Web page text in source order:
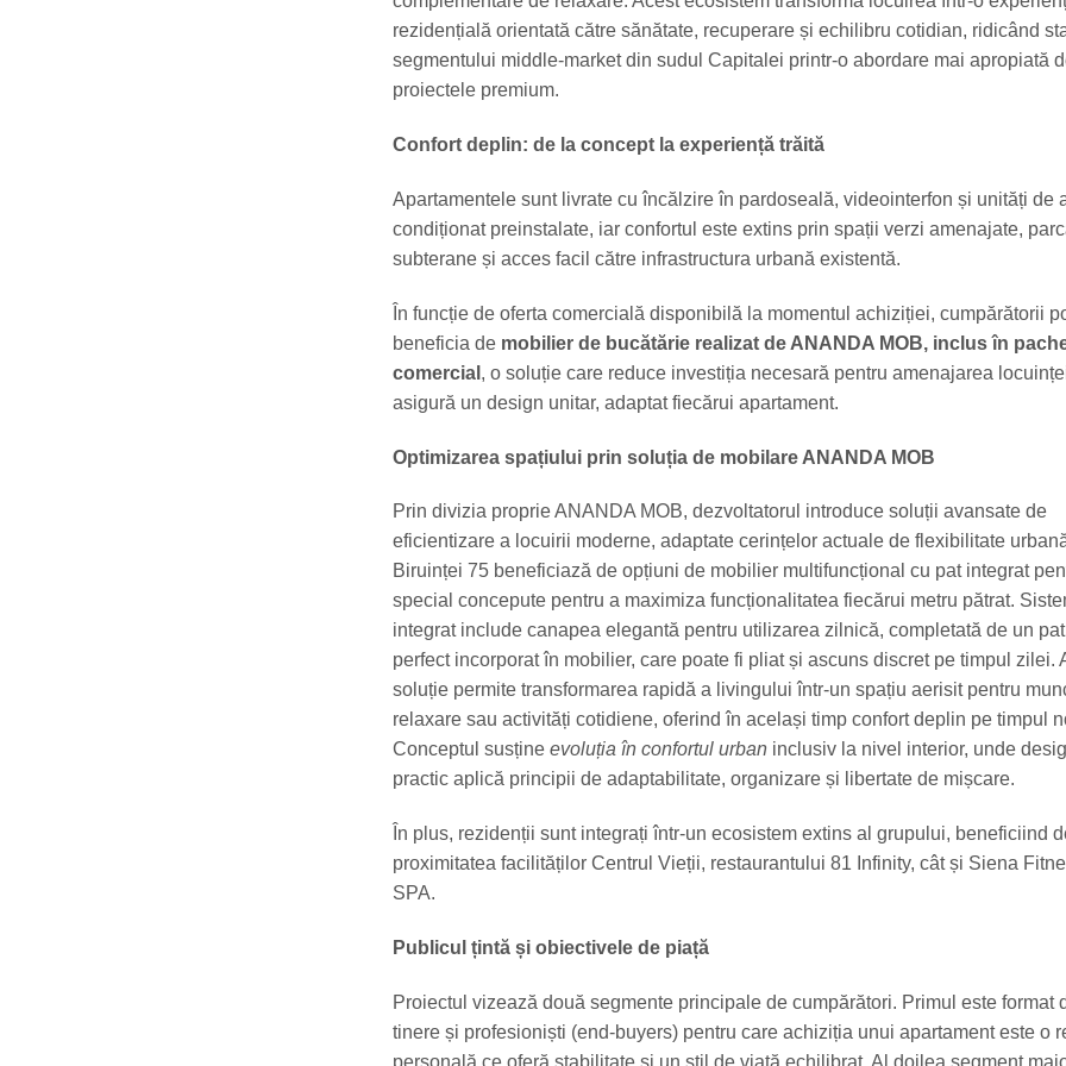
rezidențială orientată către sănătate, recuperare și echilibru cotidian, ridicând
segmentului middle-market din sudul Capitalei printr-o abordare mai apropiată
proiectele premium.
Confort deplin: de la concept la experiență trăită
Apartamentele sunt livrate cu încălzire în pardoseală, videointerfon și unități de
condiționat preinstalate, iar confortul este extins prin spații verzi amenajate,
subterane și acces facil către infrastructura urbană existentă.
În funcție de oferta comercială disponibilă la momentul achiziției, cumpărătorii
beneficia de mobilier de bucătărie realizat de ANANDA MOB, inclus în
comercial , o soluție care reduce investiția necesară pentru amenajarea
asigură un design unitar, adaptat fiecărui apartament.
Optimizarea spațiului prin soluția de mobilare ANANDA MOB
Prin divizia proprie ANANDA MOB, dezvoltatorul introduce soluții avansate de
eficientizare a locuirii moderne, adaptate cerințelor actuale de flexibilitate
Biruinței 75 beneficiază de opțiuni de mobilier multifuncțional cu pat integrat
special concepute pentru a maximiza funcționalitatea fiecărui metru pătrat.
integrat include canapea elegantă pentru utilizarea zilnică, completată de un
perfect incorporat în mobilier, care poate fi pliat și ascuns discret pe timpul zilei.
soluție permite transformarea rapidă a livingului într-un spațiu aerisit pentru
relaxare sau activități cotidiene, oferind în același timp confort deplin pe timpul
Conceptul susține evoluția în confortul urban inclusiv la nivel interior, unde
practic aplică principii de adaptabilitate, organizare și libertate de mișcare.
În plus, rezidenții sunt integrați într-un ecosistem extins al grupului, beneficiind
proximitatea facilităților Centrul Vieții, restaurantului 81 Infinity, cât și Siena
SPA.
Publicul țintă și obiectivele de piață
Proiectul vizează două segmente principale de cumpărători. Primul este format
tinere și profesioniști (end-buyers) pentru care achiziția unui apartament este o
personală ce oferă stabilitate și un stil de viață echilibrat. Al doilea segment